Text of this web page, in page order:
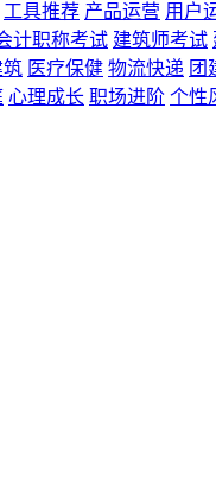
工具推荐 产品运营 用户
计职称考试 建筑师考试
筑 医疗保健 物流快递 团
心理成长 职场进阶 个性